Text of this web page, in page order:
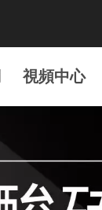
視頻中心